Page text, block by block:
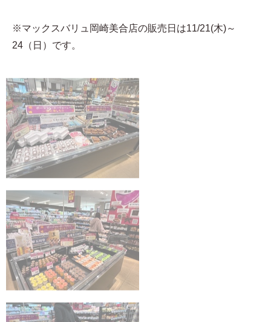
※マックスバリュ岡崎美合店の販売日は11/21(木)～
24（日）です。